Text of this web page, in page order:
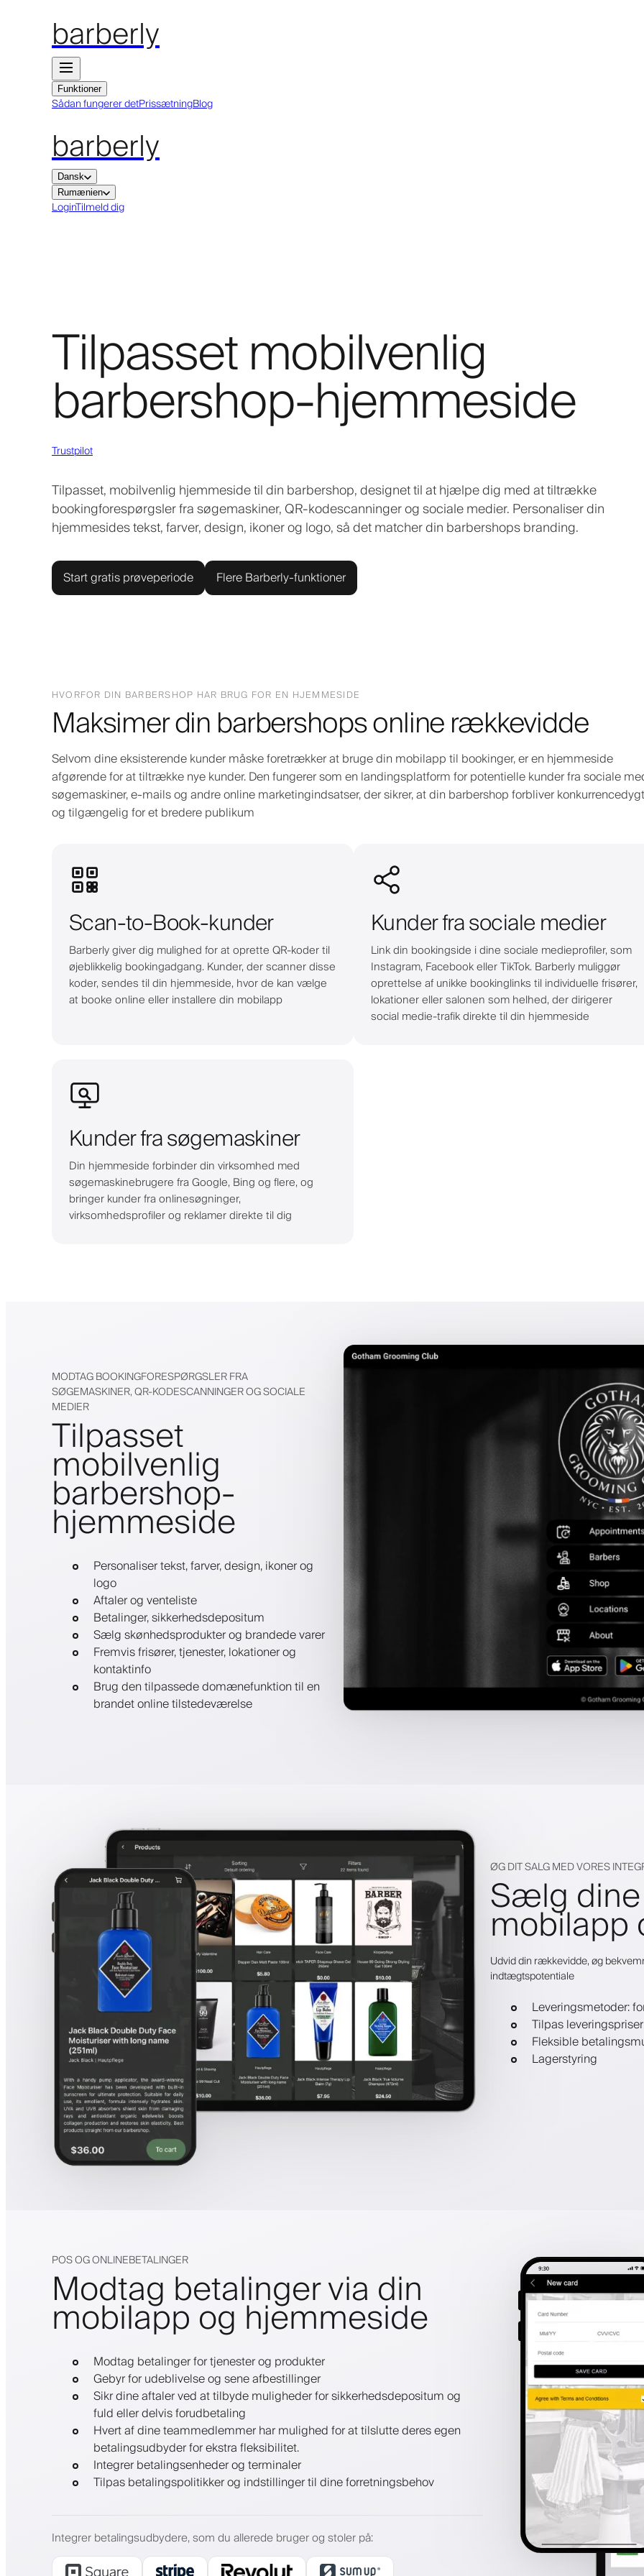
barberly
Funktioner
Sådan fungerer detPrissætningBlog
barberly
Dansk
Rumænien
LoginTilmeld dig
Tilpasset mobilvenlig
barbershop-hjemmeside
Trustpilot
Tilpasset, mobilvenlig hjemmeside til din barbershop, designet til at hjælpe dig med at tiltrække
bookingforespørgsler fra søgemaskiner, QR-kodescanninger og sociale medier. Personaliser din
hjemmesides tekst, farver, design, ikoner og logo, så det matcher din barbershops branding.
Start gratis prøveperiode Flere Barberly-funktioner
HVORFOR DIN BARBERSHOP HAR BRUG FOR EN HJEMMESIDE
Maksimer din barbershops online rækkevidde
Selvom dine eksisterende kunder måske foretrækker at bruge din mobilapp til bookinger, er en hjemmeside
afgørende for at tiltrække nye kunder. Den fungerer som en landingsplatform for potentielle kunder fra sociale
søgemaskiner, e-mails og andre online marketingindsatser, der sikrer, at din barbershop forbliver
og tilgængelig for et bredere publikum
Scan-to-Book-kunder
Barberly giver dig mulighed for at oprette QR-koder til
øjeblikkelig bookingadgang. Kunder, der scanner disse
koder, sendes til din hjemmeside, hvor de kan vælge
at booke online eller installere din mobilapp
Kunder fra sociale medier
Link din bookingside i dine sociale medieprofiler, som
Instagram, Facebook eller TikTok. Barberly muliggør
oprettelse af unikke bookinglinks til individuelle frisører,
lokationer eller salonen som helhed, der dirigerer
social medie-trafik direkte til din hjemmeside
Kunder fra søgemaskiner
Din hjemmeside forbinder din virksomhed med
søgemaskinebrugere fra Google, Bing og flere, og
bringer kunder fra onlinesøgninger,
virksomhedsprofiler og reklamer direkte til dig
MODTAG BOOKINGFORESPØRGSLER FRA
SØGEMASKINER, QR-KODESCANNINGER OG SOCIALE
MEDIER
Tilpasset
mobilvenlig
barbershop-
hjemmeside
Personaliser tekst, farver, design, ikoner og
logo
Aftaler og venteliste
Betalinger, sikkerhedsdepositum
Sælg skønhedsprodukter og brandede varer
Fremvis frisører, tjenester, lokationer og
kontaktinfo
Brug den tilpassede domænefunktion til en
brandet online tilstedeværelse
ØG DIT SALG MED VORES
Sælg
mobilapp
Udvid din rækkevidde, øg
indtægtspotentiale
Leveringsmetoder:
Tilpas
Fleksible
Lagerstyring
POS OG ONLINEBETALINGER
Modtag betalinger via din
mobilapp og hjemmeside
Modtag betalinger for tjenester og produkter
Gebyr for udeblivelse og sene afbestillinger
Sikr dine aftaler ved at tilbyde muligheder for sikkerhedsdepositum og
fuld eller delvis forudbetaling
Hvert af dine teammedlemmer har mulighed for at tilslutte deres egen
betalingsudbyder for ekstra fleksibilitet.
Integrer betalingsenheder og terminaler
Tilpas betalingspolitikker og indstillinger til dine forretningsbehov
Integrer betalingsudbydere, som du allerede bruger og stoler på: